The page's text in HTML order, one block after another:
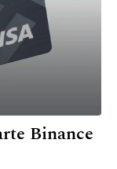
Binance